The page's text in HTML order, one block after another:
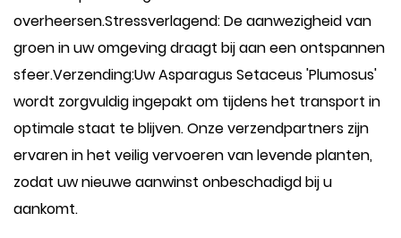
overheersen.Stressverlagend: De aanwezigheid van
groen in uw omgeving draagt bij aan een ontspannen
sfeer.Verzending:Uw Asparagus Setaceus 'Plumosus'
wordt zorgvuldig ingepakt om tijdens het transport in
optimale staat te blijven. Onze verzendpartners zijn
ervaren in het veilig vervoeren van levende planten,
zodat uw nieuwe aanwinst onbeschadigd bij u
aankomt.